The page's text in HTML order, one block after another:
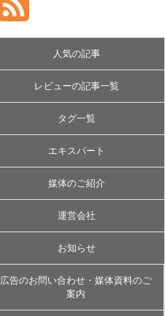
人気の記事
レビューの記事一覧
タグ一覧
エキスパート
媒体のご紹介
運営会社
お知らせ
広告のお問い合わせ・媒体資料のご
案内